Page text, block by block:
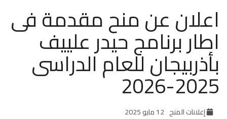
اعلان عن منح مقدمة فى
اطار برنامج حيدر علييف
بأذربيجان للعام الدراسى
2025-2026
إعلانات المنح 12 مايو 2025